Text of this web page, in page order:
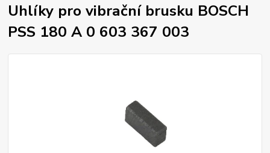
Uhlíky pro vibrační brusku BOSCH
PSS 180 A 0 603 367 003